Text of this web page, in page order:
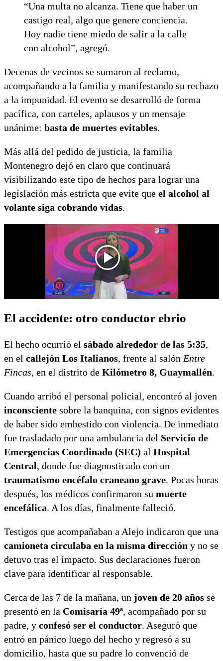
“Una multa no alcanza. Tiene que haber un
castigo real, algo que genere conciencia.
Hoy nadie tiene miedo de salir a la calle
con alcohol”, agregó.
Decenas de vecinos se sumaron al reclamo,
acompañando a la familia y manifestando su rechazo
a la impunidad. El evento se desarrolló de forma
pacífica, con carteles, aplausos y un mensaje
unánime: basta de muertes evitables.
Más allá del pedido de justicia, la familia
Montenegro dejó en claro que continuará
visibilizando este tipo de hechos para lograr una
legislación más estricta que evite que el alcohol al
volante siga cobrando vidas.
El accidente: otro conductor ebrio
El hecho ocurrió el sábado alrededor de las 5:35,
en el callejón Los Italianos, frente al salón Entre
Fincas, en el distrito de Kilómetro 8, Guaymallén.
Cuando arribó el personal policial, encontró al joven
inconsciente sobre la banquina, con signos evidentes
de haber sido embestido con violencia. De inmediato
fue trasladado por una ambulancia del Servicio de
Emergencias Coordinado (SEC) al Hospital
Central, donde fue diagnosticado con un
traumatismo encéfalo craneano grave. Pocas horas
después, los médicos confirmaron su muerte
encefálica. A los días, finalmente falleció.
Testigos que acompañaban a Alejo indicaron que una
camioneta circulaba en la misma dirección y no se
detuvo tras el impacto. Sus declaraciones fueron
clave para identificar al responsable.
Cerca de las 7 de la mañana, un joven de 20 años se
presentó en la Comisaría 49ª, acompañado por su
padre, y confesó ser el conductor. Aseguró que
entró en pánico luego del hecho y regresó a su
domicilio, hasta que su padre lo convenció de